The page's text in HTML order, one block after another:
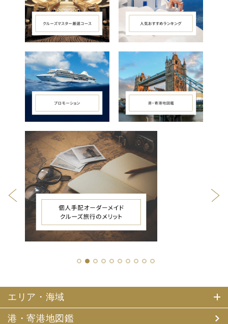
1 2 3 4 5 6 7 8 9 10
エリア・海域
港・寄港地図鑑